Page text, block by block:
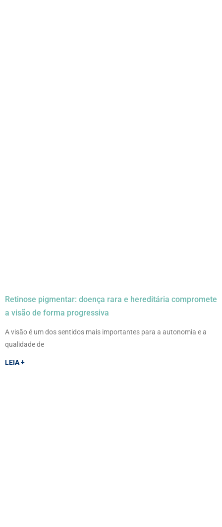
Retinose pigmentar: doença rara e hereditária compromete
a visão de forma progressiva
A visão é um dos sentidos mais importantes para a autonomia e a
qualidade de
LEIA +